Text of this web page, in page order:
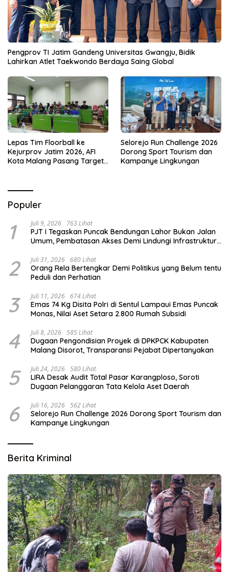
Pengprov TI Jatim Gandeng Universitas Gwangju, Bidik
Lahirkan Atlet Taekwondo Berdaya Saing Global
Lepas Tim Floorball ke
Kejurprov Jatim 2026, AFI
Kota Malang Pasang Target
Selorejo Run Challenge 2026
Dorong Sport Tourism dan
Kampanye Lingkungan
Populer
1 Juli 9, 2026 763 Lihat
PJT I Tegaskan Puncak Bendungan Lahor Bukan Jalan
Umum, Pembatasan Akses Demi Lindungi Infrastruktur
2 Juli 31, 2026 680 Lihat
Orang Rela Bertengkar Demi Politikus yang Belum tentu
Peduli dan Perhatian
3 Juli 11, 2026 674 Lihat
Emas 74 Kg Disita Polri di Sentul Lampaui Emas Puncak
Monas, Nilai Aset Setara 2.800 Rumah Subsidi
4 Juli 8, 2026 585 Lihat
Dugaan Pengondisian Proyek di DPKPCK Kabupaten
Malang Disorot, Transparansi Pejabat Dipertanyakan
5 Juli 24, 2026 580 Lihat
LIRA Desak Audit Total Pasar Karangploso, Soroti
Dugaan Pelanggaran Tata Kelola Aset Daerah
6 Juli 16, 2026 562 Lihat
Selorejo Run Challenge 2026 Dorong Sport Tourism dan
Kampanye Lingkungan
Berita Kriminal